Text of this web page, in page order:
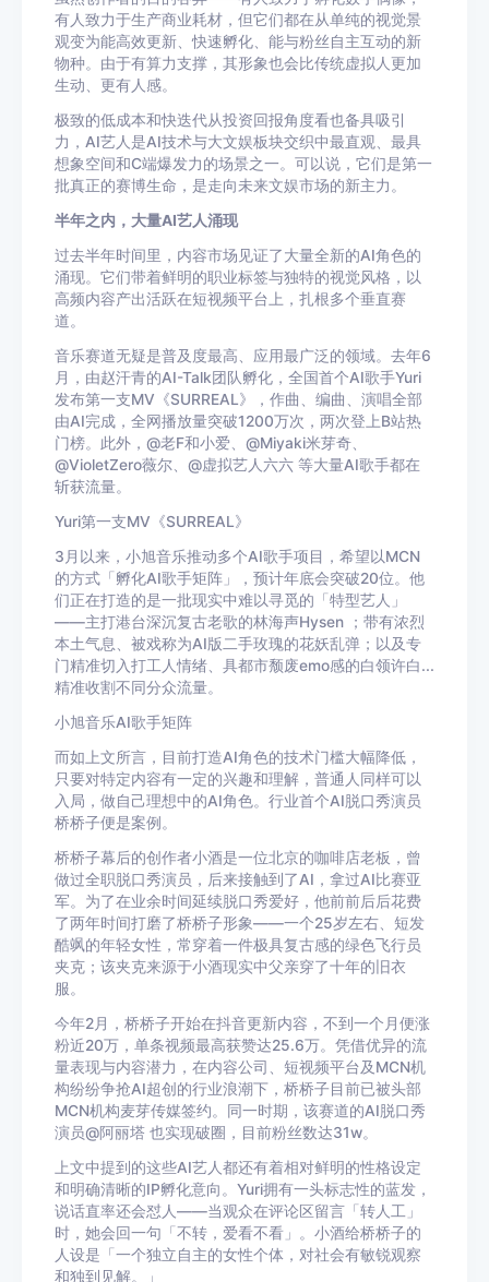
有人致力于生产商业耗材，但它们都在从单纯的视觉景
观变为能高效更新、快速孵化、能与粉丝自主互动的新
物种。由于有算力支撑，其形象也会比传统虚拟人更加
生动、更有人感。
极致的低成本和快迭代从投资回报角度看也备具吸引
力，AI艺人是AI技术与大文娱板块交织中最直观、最具
想象空间和C端爆发力的场景之一。可以说，它们是第一
批真正的赛博生命，是走向未来文娱市场的新主力。
半年之内，大量AI艺人涌现
过去半年时间里，内容市场见证了大量全新的AI角色的
涌现。它们带着鲜明的职业标签与独特的视觉风格，以
高频内容产出活跃在短视频平台上，扎根多个垂直赛
道。
音乐赛道无疑是普及度最高、应用最广泛的领域。去年6
月，由赵汗青的AI-Talk团队孵化，全国首个AI歌手Yuri
发布第一支MV《SURREAL》，作曲、编曲、演唱全部
由AI完成，全网播放量突破1200万次，两次登上B站热
门榜。此外，@老F和小爱、@Miyaki米芽奇、
@VioletZero薇尔、@虚拟艺人六六 等大量AI歌手都在
斩获流量。
Yuri第一支MV《SURREAL》
3月以来，小旭音乐推动多个AI歌手项目，希望以MCN
的方式「孵化AI歌手矩阵」，预计年底会突破20位。他
们正在打造的是一批现实中难以寻觅的「特型艺人」
——主打港台深沉复古老歌的林海声Hysen ；带有浓烈
本土气息、被戏称为AI版二手玫瑰的花妖乱弹；以及专
门精准切入打工人情绪、具都市颓废emo感的白领许白...
精准收割不同分众流量。
小旭音乐AI歌手矩阵
而如上文所言，目前打造AI角色的技术门槛大幅降低，
只要对特定内容有一定的兴趣和理解，普通人同样可以
入局，做自己理想中的AI角色。行业首个AI脱口秀演员
桥桥子便是案例。
桥桥子幕后的创作者小酒是一位北京的咖啡店老板，曾
做过全职脱口秀演员，后来接触到了AI，拿过AI比赛亚
军。为了在业余时间延续脱口秀爱好，他前前后后花费
了两年时间打磨了桥桥子形象——一个25岁左右、短发
酷飒的年轻女性，常穿着一件极具复古感的绿色飞行员
夹克；该夹克来源于小酒现实中父亲穿了十年的旧衣
服。
今年2月，桥桥子开始在抖音更新内容，不到一个月便涨
粉近20万，单条视频最高获赞达25.6万。凭借优异的流
量表现与内容潜力，在内容公司、短视频平台及MCN机
构纷纷争抢AI超创的行业浪潮下，桥桥子目前已被头部
MCN机构麦芽传媒签约。同一时期，该赛道的AI脱口秀
演员@阿丽塔 也实现破圈，目前粉丝数达31w。
上文中提到的这些AI艺人都还有着相对鲜明的性格设定
和明确清晰的IP孵化意向。Yuri拥有一头标志性的蓝发，
说话直率还会怼人——当观众在评论区留言「转人工」
时，她会回一句「不转，爱看不看」。小酒给桥桥子的
人设是「一个独立自主的女性个体，对社会有敏锐观察
和独到见解。」